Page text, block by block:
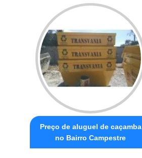
Preço de aluguel de caçamba
no Bairro Campestre